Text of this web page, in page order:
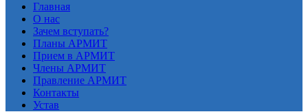
Главная
О нас
Зачем вступать?
Планы АРМИТ
Прием в АРМИТ
Члены АРМИТ
Правление АРМИТ
Контакты
Устав